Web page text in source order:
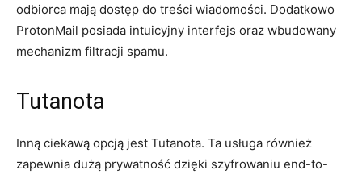
odbiorca mają dostęp do treści wiadomości. Dodatkowo
ProtonMail posiada intuicyjny interfejs oraz wbudowany
mechanizm filtracji spamu.
Tutanota
Inną ciekawą opcją jest Tutanota. Ta usługa również
zapewnia dużą prywatność dzięki szyfrowaniu end-to-